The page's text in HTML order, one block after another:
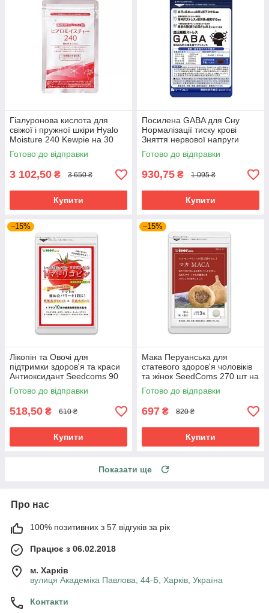
Гіалуронова кислота для
свіжої і пружної шкіри Hyalo
Moisture 240 Kewpie на 30
днів прийому
Готово до відправки
3 102,50 ₴ 3 650 ₴
Купити
Посилена GABA для Сну
Нормалізації тиску крові
Зняття нервової напруги
Габа SeedComs 30 шт на 1
місяць прийому
Готово до відправки
930,75 ₴ 1 095 ₴
Купити
–15%
Лікопін та Овочі для
підтримки здоров'я та краси
Антиоксидант Seedcoms 90
капсул на 3 місяці прийому
Готово до відправки
518,50 ₴ 610 ₴
Купити
–15%
Мака Перуанська для
статевого здоров'я чоловіків
та жінок SeedComs 270 шт на
3 місяці прийому
Готово до відправки
697 ₴ 820 ₴
Купити
Показати ще
Про нас
100% позитивних з 57 відгуків за рік
Працює з 06.02.2018
м. Харків
вулиця Академіка Павлова, 44-Б, Харків, Україна
Контакти